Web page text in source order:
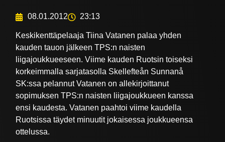
08.01.2012 23:13
Keskikenttäpelaaja Tiina Vatanen palaa yhden
kauden tauon jälkeen TPS:n naisten
liigajoukkueeseen. Viime kauden Ruotsin toiseksi
korkeimmalla sarjatasolla Skellefteån Sunnanå
SK:ssa pelannut Vatanen on allekirjoittanut
sopimuksen TPS:n naisten liigajoukkueen kanssa
ensi kaudesta. Vatanen paahtoi viime kaudella
Ruotsissa täydet minuutit jokaisessa joukkueensa
ottelussa.